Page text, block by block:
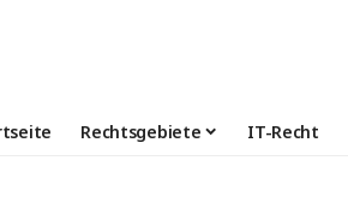
Rechtsgebiete IT-Recht